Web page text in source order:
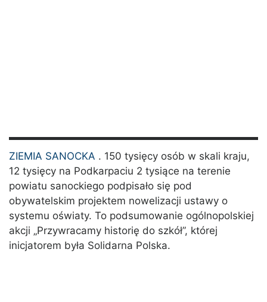
ZIEMIA SANOCKA . 150 tysięcy osób w skali kraju,
12 tysięcy na Podkarpaciu 2 tysiące na terenie
powiatu sanockiego podpisało się pod
obywatelskim projektem nowelizacji ustawy o
systemu oświaty. To podsumowanie ogólnopolskiej
akcji „Przywracamy historię do szkół”, której
inicjatorem była Solidarna Polska.